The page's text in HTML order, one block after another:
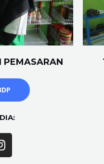
PEMASARAN